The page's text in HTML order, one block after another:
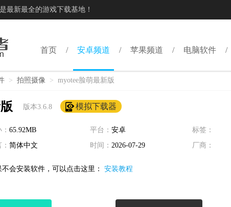
最新最全的游戏下载基地！
首页 安卓频道 苹果频道 电脑软件
> 拍照摄像 > myotee脸萌最新版
版本3.6.8 模拟下载器
65.92MB 平台： 安卓
标签：
简体中文 时间： 2026-07-29 厂商：
不会安装软件，可以点击这里： 安装教程